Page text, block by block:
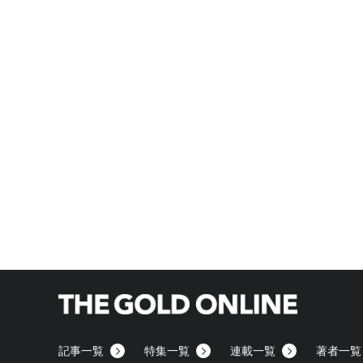
記事一覧 特集一覧 連載一覧 著者一覧